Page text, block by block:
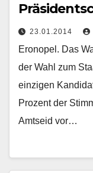
23.01.2014
Eronopel. Das
der Wahl zum
einzigen
Prozent der
Amtseid vor…